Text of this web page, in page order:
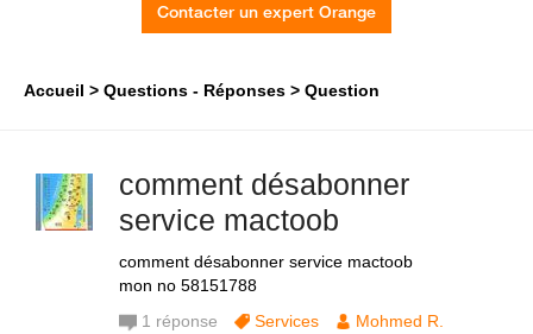
Contacter un expert Orange
Accueil Questions - Réponses Question
comment désabonner
service mactoob
comment désabonner service mactoob
mon no 58151788
1 réponse Services
Mohmed R.